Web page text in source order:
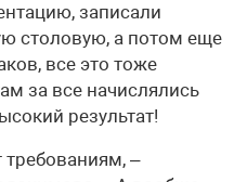
записали
столовую, а потом еще
все это тоже
за все начислялись
результат!
требованиям, –